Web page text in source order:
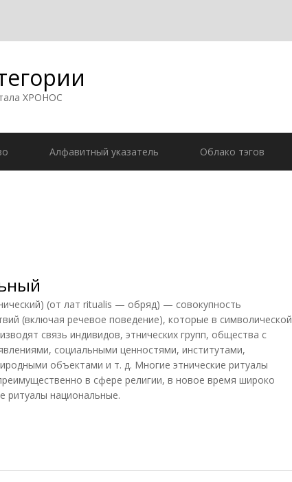
ХРОНОС
Алфавитный указатель Облако тэгов
(от лат ritualis — обряд) — совокупность
(включая речевое поведение), которые в символической
связь индивидов, этнических групп, общества с
социальными ценностями, институтами,
объектами и т. д. Многие этнические ритуалы
в сфере религии, в новое время широко
ритуалы национальные.